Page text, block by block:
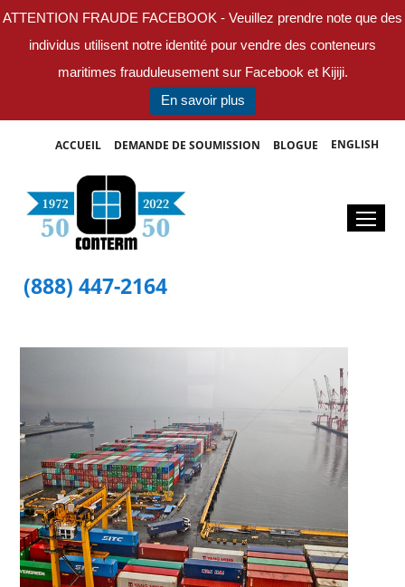
ATTENTION FRAUDE FACEBOOK - Veuillez prendre note que des
individus utilisent notre identité pour vendre des conteneurs
maritimes frauduleusement sur Facebook et Kijiji.
En savoir plus
ACCUEIL DEMANDE DE SOUMISSION BLOGUE ENGLISH
(888) 447-2164